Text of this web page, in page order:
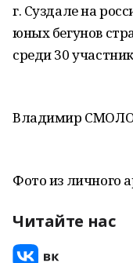
г. Суздале на
юных бегунов
среди 30
Владимир
Фото из личного
Читайте нас